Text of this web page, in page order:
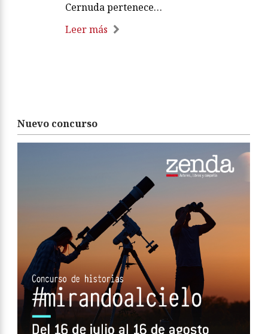
Cernuda pertenece…
Leer más
Nuevo concurso